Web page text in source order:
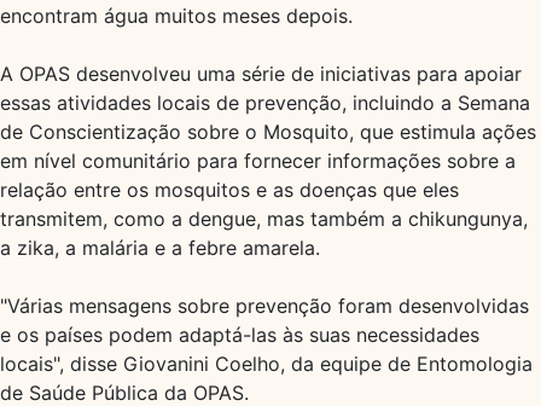
encontram água muitos meses depois.
A OPAS desenvolveu uma série de iniciativas para apoiar
essas atividades locais de prevenção, incluindo a Semana
de Conscientização sobre o Mosquito, que estimula ações
em nível comunitário para fornecer informações sobre a
relação entre os mosquitos e as doenças que eles
transmitem, como a dengue, mas também a chikungunya,
a zika, a malária e a febre amarela.
"Várias mensagens sobre prevenção foram desenvolvidas
e os países podem adaptá-las às suas necessidades
locais", disse Giovanini Coelho, da equipe de Entomologia
de Saúde Pública da OPAS.